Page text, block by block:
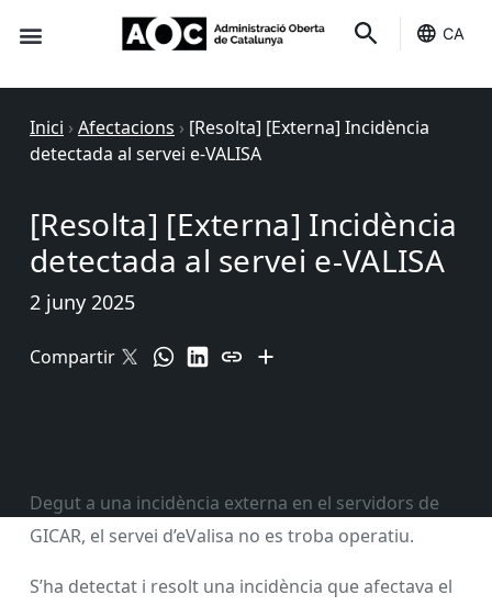
CA
Inici › Afectacions › [Resolta] [Externa] Incidència
detectada al servei e-VALISA
[Resolta] [Externa] Incidència
detectada al servei e-VALISA
2 juny 2025
Compartir
Degut a una incidència externa en el servidors de
GICAR, el servei d’eValisa no es troba operatiu.
S’ha detectat i resolt una incidència que afectava el